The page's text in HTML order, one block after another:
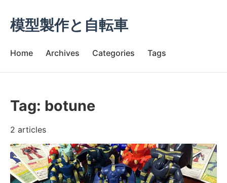
模型製作と自転車
Home Archives Categories Tags
Tag: botune
2 articles